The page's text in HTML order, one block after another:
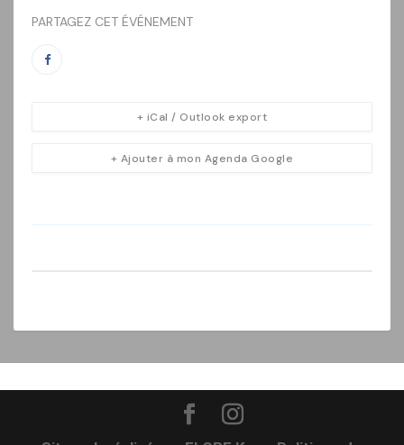
PARTAGEZ CET ÉVÉNEMENT
+ Ajouter à mon Agenda Google
+ iCal / Outlook export